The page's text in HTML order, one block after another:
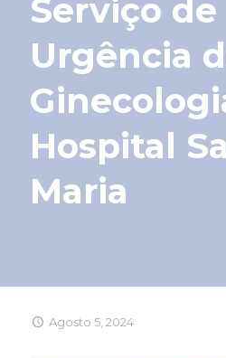
Serviço de
Urgência
Hospital
Maria
Agosto 5, 2024